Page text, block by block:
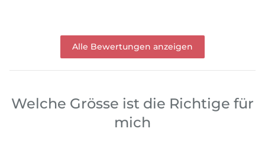
Alle Bewertungen anzeigen
Welche Grösse ist die Richtige für
mich